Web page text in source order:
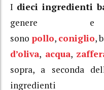
I dieci ingredienti
genere e
sono pollo, coniglio,
d’oliva, acqua,
sopra, a seconda
ingredienti